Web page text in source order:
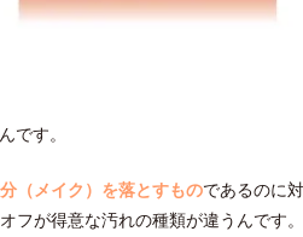
です。
（メイク）を落とすものであるのに対
フが得意な汚れの種類が違うんです。